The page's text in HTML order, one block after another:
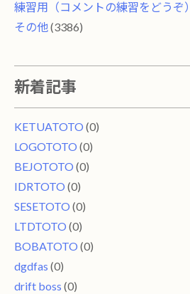
練習用（コメントの練習をどうぞ）
その他 (3386)
新着記事
KETUATOTO (0)
LOGOTOTO (0)
BEJOTOTO (0)
IDRTOTO (0)
SESETOTO (0)
LTDTOTO (0)
BOBATOTO (0)
dgdfas (0)
drift boss (0)